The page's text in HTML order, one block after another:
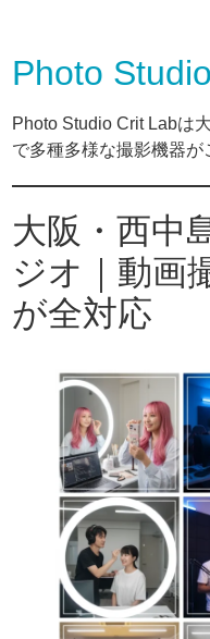
Photo
Photo Studio Crit Labは
で多種多様な撮影機器が
大阪・西中
ジオ｜動画
が全対応